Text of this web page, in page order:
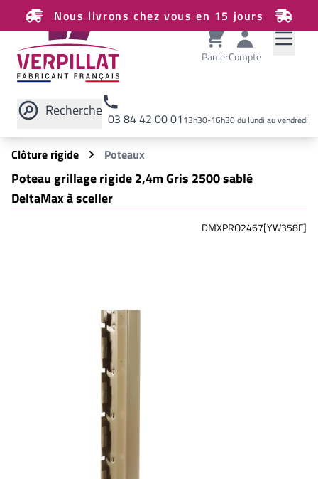
Nous livrons chez vous en 15 jours
PanierCompte
Recherche 03 84 42 00 0113h30-16h30 du lundi au vendredi
Rechercher sur le site
Clôture rigide
Poteaux
Poteau grillage rigide 2,4m Gris 2500 sablé
DeltaMax à sceller
DMXPRO2467[YW358F]